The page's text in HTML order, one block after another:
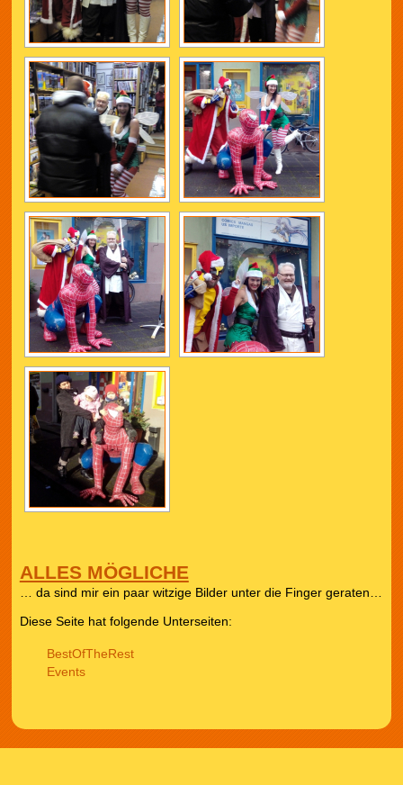
ALLES MÖGLICHE
… da sind mir ein paar witzige Bilder unter die Finger geraten…
Diese Seite hat folgende Unterseiten:
BestOfTheRest
Events